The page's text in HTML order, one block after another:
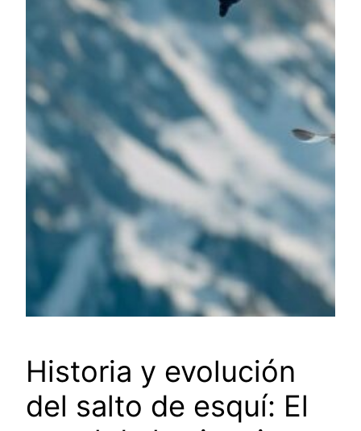
Historia y evolución
del salto de esquí: El